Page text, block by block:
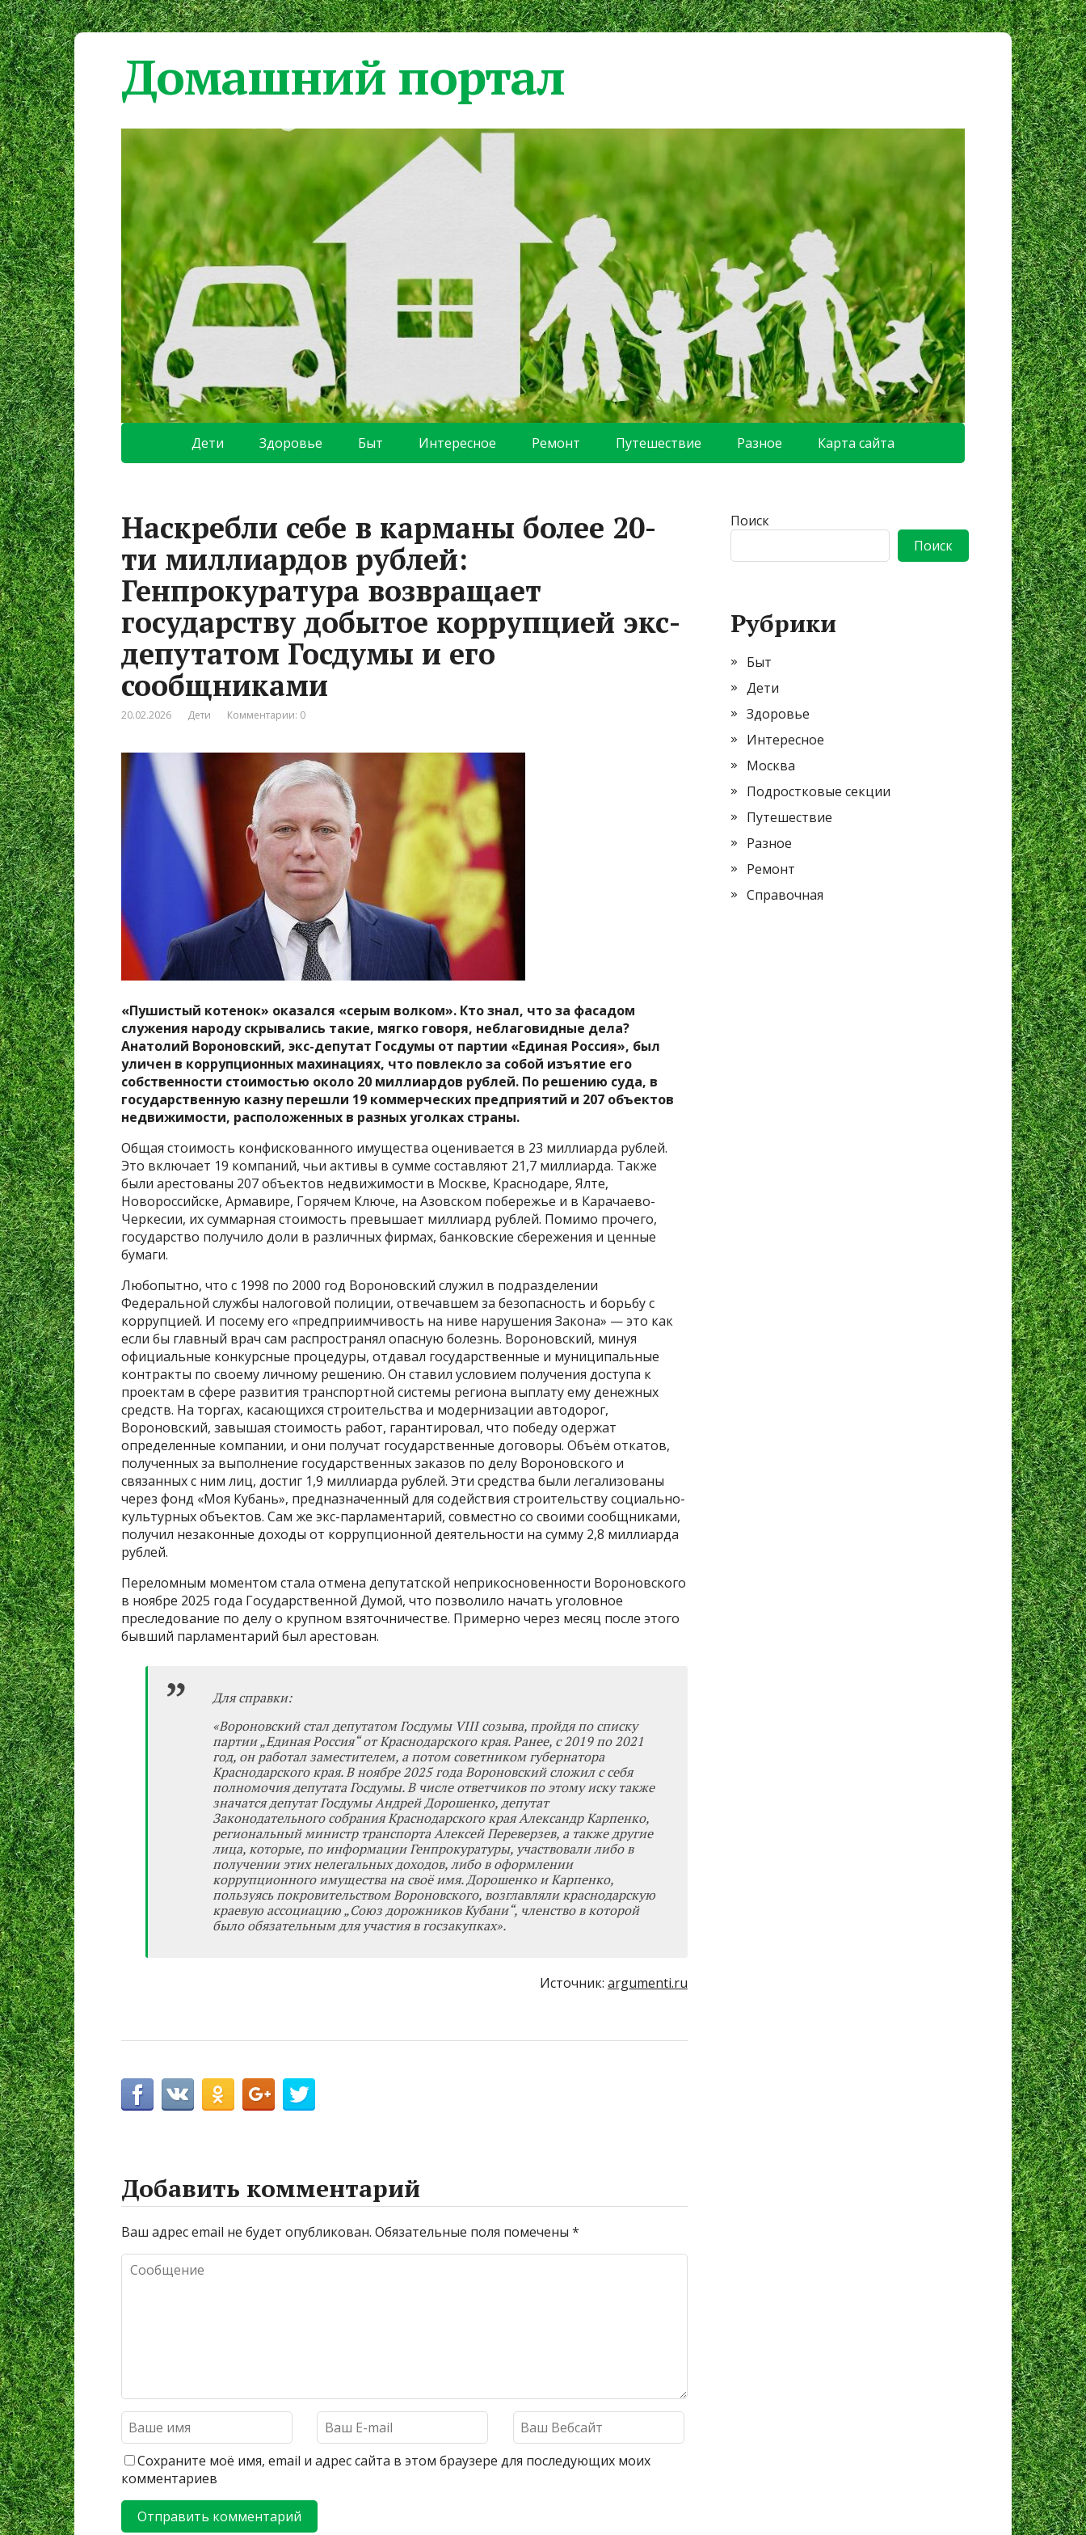
Домашний портал
Дети Здоровье Быт Интересное Ремонт Путешествие Разное Карта сайта
Наскребли себе в карманы более 20-
ти миллиардов рублей:
Генпрокуратура возвращает
государству добытое коррупцией экс-
депутатом Госдумы и его
сообщниками
20.02.2026 Дети Комментарии: 0
«Пушистый котенок» оказался «серым волком». Кто знал, что за фасадом
служения народу скрывались такие, мягко говоря, неблаговидные дела?
Анатолий Вороновский, экс-депутат Госдумы от партии «Единая Россия», был
уличен в коррупционных махинациях, что повлекло за собой изъятие его
собственности стоимостью около 20 миллиардов рублей. По решению суда, в
государственную казну перешли 19 коммерческих предприятий и 207 объектов
недвижимости, расположенных в разных уголках страны.
Общая стоимость конфискованного имущества оценивается в 23 миллиарда рублей.
Это включает 19 компаний, чьи активы в сумме составляют 21,7 миллиарда. Также
были арестованы 207 объектов недвижимости в Москве, Краснодаре, Ялте,
Новороссийске, Армавире, Горячем Ключе, на Азовском побережье и в Карачаево-
Черкесии, их суммарная стоимость превышает миллиард рублей. Помимо прочего,
государство получило доли в различных фирмах, банковские сбережения и ценные
бумаги.
Любопытно, что с 1998 по 2000 год Вороновский служил в подразделении
Федеральной службы налоговой полиции, отвечавшем за безопасность и борьбу с
коррупцией. И посему его «предприимчивость на ниве нарушения Закона» — это как
если бы главный врач сам распространял опасную болезнь. Вороновский, минуя
официальные конкурсные процедуры, отдавал государственные и муниципальные
контракты по своему личному решению. Он ставил условием получения доступа к
проектам в сфере развития транспортной системы региона выплату ему денежных
средств. На торгах, касающихся строительства и модернизации автодорог,
Вороновский, завышая стоимость работ, гарантировал, что победу одержат
определенные компании, и они получат государственные договоры. Объём откатов,
полученных за выполнение государственных заказов по делу Вороновского и
связанных с ним лиц, достиг 1,9 миллиарда рублей. Эти средства были легализованы
через фонд «Моя Кубань», предназначенный для содействия строительству социально-
культурных объектов. Сам же экс-парламентарий, совместно со своими сообщниками,
получил незаконные доходы от коррупционной деятельности на сумму 2,8 миллиарда
рублей.
Переломным моментом стала отмена депутатской неприкосновенности Вороновского
в ноябре 2025 года Государственной Думой, что позволило начать уголовное
преследование по делу о крупном взяточничестве. Примерно через месяц после этого
бывший парламентарий был арестован.
Для справки:
«Вороновский стал депутатом Госдумы VIII созыва, пройдя по списку
партии „Единая Россия“ от Краснодарского края. Ранее, с 2019 по 2021
год, он работал заместителем, а потом советником губернатора
Краснодарского края. В ноябре 2025 года Вороновский сложил с себя
полномочия депутата Госдумы. В числе ответчиков по этому иску также
значатся депутат Госдумы Андрей Дорошенко, депутат
Законодательного собрания Краснодарского края Александр Карпенко,
региональный министр транспорта Алексей Переверзев, а также другие
лица, которые, по информации Генпрокуратуры, участвовали либо в
получении этих нелегальных доходов, либо в оформлении
коррупционного имущества на своё имя. Дорошенко и Карпенко,
пользуясь покровительством Вороновского, возглавляли краснодарскую
краевую ассоциацию „Союз дорожников Кубани“, членство в которой
было обязательным для участия в госзакупках».
Источник: argumenti.ru
Добавить комментарий
Ваш адрес email не будет опубликован. Обязательные поля помечены *
Сохраните моё имя, email и адрес сайта в этом браузере для последующих моих
комментариев
Поиск
Поиск
Рубрики
Быт
Дети
Здоровье
Интересное
Москва
Подростковые секции
Путешествие
Разное
Ремонт
Справочная